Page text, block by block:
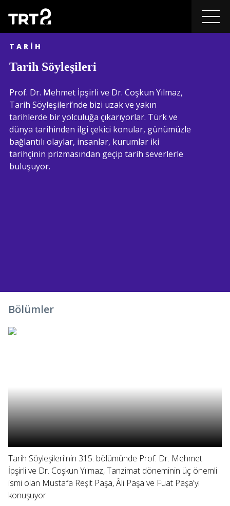
TARIH
Tarih Söyleşileri
Prof. Dr. Mehmet İpşirli ve Dr. Coşkun Yılmaz,
Tarih Söyleşileri’nde bizi uzak ve yakın
tarihlerde bir yolculuğa çıkarıyorlar. Türk ve
dünya tarihinden ilgi çekici konular, günümüzle
bağlantılı olaylar, insanlar, kurumlar iki
tarihçinin prizmasından geçip tarih severlerle
buluşuyor.
Bölümler
Tarih Söyleşileri'nin 315. bölümünde Prof. Dr. Mehmet
İpşirli ve Dr. Coşkun Yılmaz, Tanzimat döneminin üç önemli
ismi olan Mustafa Reşit Paşa, Âli Paşa ve Fuat Paşa'yı
konuşuyor.